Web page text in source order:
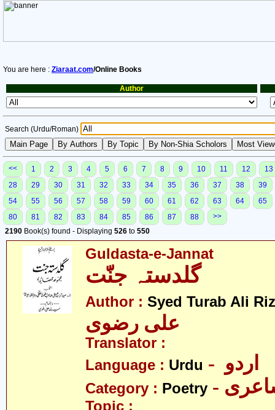
You are here : Ziaraat.com/Online Books
Author
Search (Urdu/Roman)
<< 1 2 3 4 5 6 7 8 9 10 11 12
13
28
29 30 31 32 33 34 35 36 37 38
39
54
55 56 57 58 59 60 61 62 63 64
65
80
81 82 83 84 85 86 87 88
>>
2190 Book(s) found - Displaying 526 to 550
Guldasta-e-Jannat
گلدستہ جنّت
Author : Syed Turab Ali
علی رضوی
Translator :
Language : Urdu
Category : Poetry
Topic :